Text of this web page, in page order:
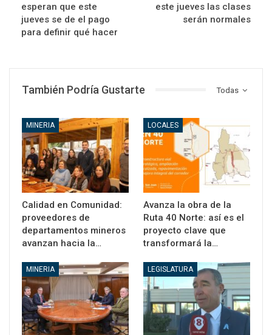
esperan que este
jueves se de el pago
para definir qué hacer
este jueves las clases
serán normales
Todas
También Podría Gustarte
MINERIA
Calidad en Comunidad:
proveedores de
departamentos mineros
avanzan hacia la…
LOCALES
Avanza la obra de la
Ruta 40 Norte: así es el
proyecto clave que
transformará la…
MINERIA LEGISLATURA